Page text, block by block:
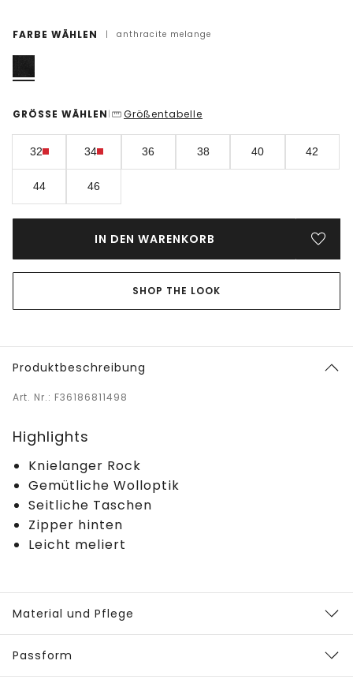
FARBE WÄHLEN | anthracite melange
GRÖSSE WÄHLEN | Größentabelle
32 34 36 38 40 42
44 46
IN DEN WARENKORB
SHOP THE LOOK
Produktbeschreibung
Art. Nr.: F36186811498
Highlights
Knielanger Rock
Gemütliche Wolloptik
Seitliche Taschen
Zipper hinten
Leicht meliert
Material und Pflege
Passform